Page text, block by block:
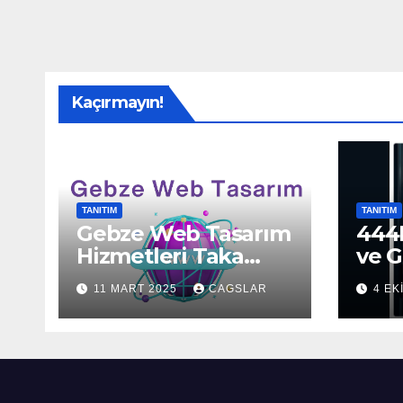
Kaçırmayın!
TANITIM
Gebze Web Tasarım
Hizmetleri Taka
Bilişim’de!
11 MART 2025 CAGSLAR
TANITIM
ve
4